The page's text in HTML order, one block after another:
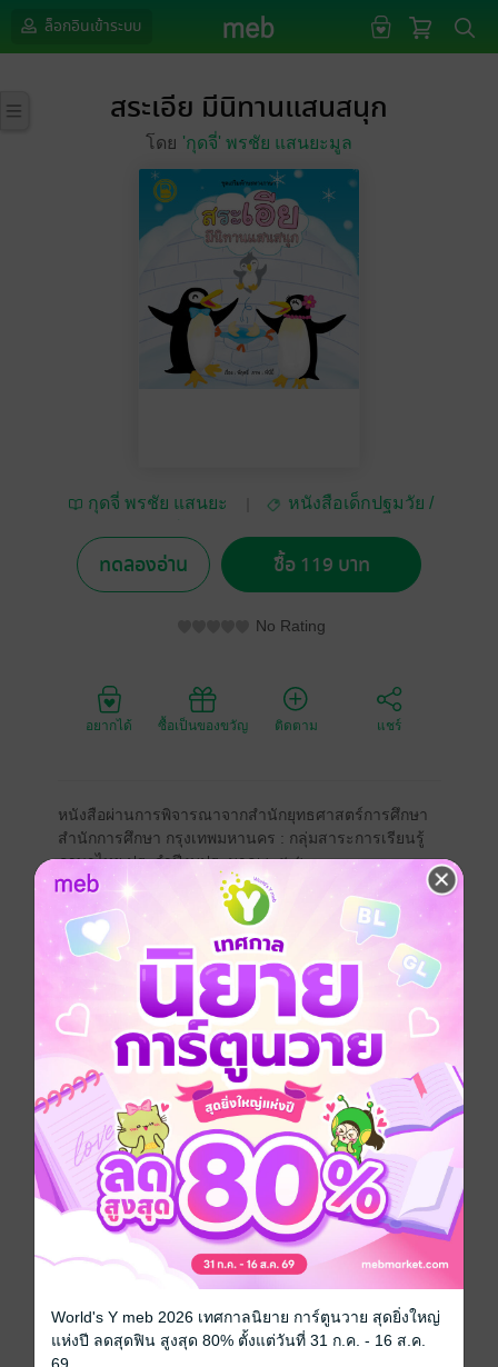
ล็อกอินเข้าระบบ
สระเอีย มีนิทานแสนสนุก
โดย 'กุดจี่' พรชัย แสนยะมูล
กุดจี่ พรชัย แสนยะ
หนังสือเด็กปฐมวัย /
ทดลองอ่าน ซื้อ 119 บาท
No Rating
อยากได้ ซื้อเป็นของขวัญ ติดตาม แชร์
หนังสือผ่านการพิจารณาจากสำนักยุทธศาสตร์การศึกษา
สำนักการศึกษา กรุงเทพมหานคร : กลุ่มสาระการเรียนรู้
ภาษาไทย ประจำปีงบประมาณ ๒๕๘๒
ภาษาไทย นิทานส่งเสริมความรู้
ประเภทไฟล์ pdf
12 มิถุนายน 2568
ความยาว 25 หน้า
ราคาปก
World's Y meb 2026 เทศกาลนิยาย การ์ตูนวาย สุดยิ่งใหญ่
แห่งปี ลดสุดฟิน สูงสุด 80% ตั้งแต่วันที่ 31 ก.ค. - 16 ส.ค.